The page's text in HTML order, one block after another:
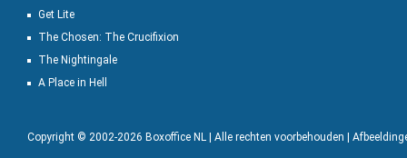
Get Lite
The Chosen: The Crucifixion
The Nightingale
A Place in Hell
Copyright © 2002-2026 Boxoffice NL | Alle rechten voorbehouden |